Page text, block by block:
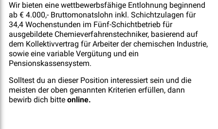
Wir bieten eine wettbewerbsfähige Entlohnung beginnend
ab € 4.000,- Bruttomonatslohn inkl. Schichtzulagen für
34,4 Wochenstunden im Fünf-Schichtbetrieb für
ausgebildete Chemieverfahrenstechniker, basierend auf
dem Kollektivvertrag für Arbeiter der chemischen Industrie,
sowie eine variable Vergütung und ein
Pensionskassensystem.
Solltest du an dieser Position interessiert sein und die
meisten der oben genannten Kriterien erfüllen, dann
bewirb dich bitte online.